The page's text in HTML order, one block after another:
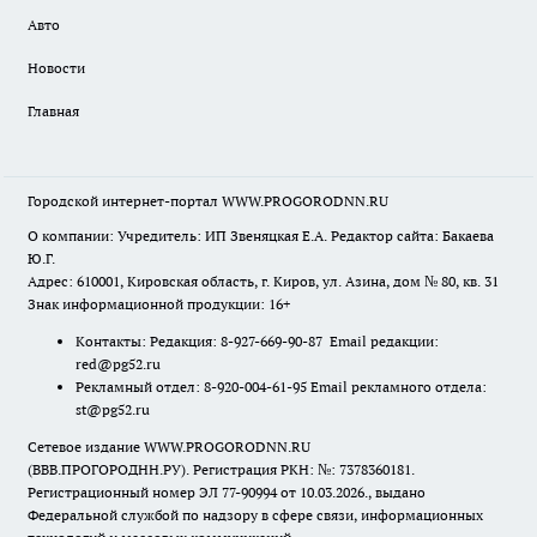
Авто
Новости
Главная
Городской интернет-портал WWW.PROGORODNN.RU
О компании: Учредитель: ИП Звеняцкая Е.А. Редактор сайта: Бакаева
Ю.Г.
Адрес: 610001, Кировская область, г. Киров, ул. Азина, дом № 80, кв. 31
Знак информационной продукции: 16+
Контакты: Редакция: 8-927-669-90-87 Email редакции:
red@pg52.ru
Рекламный отдел: 8-920-004-61-95 Email рекламного отдела:
st@pg52.ru
Сетевое издание WWW.PROGORODNN.RU
(ВВВ.ПРОГОРОДНН.РУ). Регистрация РКН: №: 7378360181.
Регистрационный номер ЭЛ 77-90994 от 10.03.2026., выдано
Федеральной службой по надзору в сфере связи, информационных